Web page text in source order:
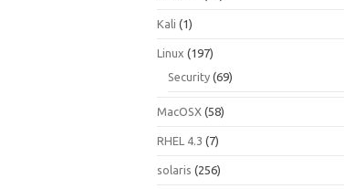
Kali (1)
Linux (197)
Security (69)
MacOSX (58)
RHEL 4.3 (7)
solaris (256)